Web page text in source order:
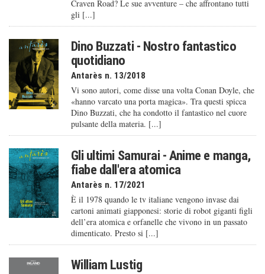
Craven Road? Le sue avventure – che affrontano tutti
gli [...]
Dino Buzzati - Nostro fantastico
quotidiano
Antarès n. 13/2018
Vi sono autori, come disse una volta Conan Doyle, che
«hanno varcato una porta magica». Tra questi spicca
Dino Buzzati, che ha condotto il fantastico nel cuore
pulsante della materia. [...]
Gli ultimi Samurai - Anime e manga,
fiabe dall'era atomica
Antarès n. 17/2021
È il 1978 quando le tv italiane vengono invase dai
cartoni animati giapponesi: storie di robot giganti figli
dell’era atomica e orfanelle che vivono in un passato
dimenticato. Presto si [...]
William Lustig